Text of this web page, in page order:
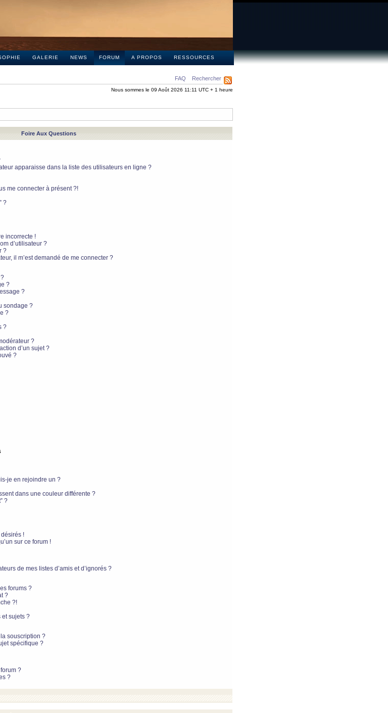
GALERIE NEWS FORUM A PROPOS RESSOURCES
FAQ Rechercher
Nous sommes le 09 Août 2026 11:11 UTC + 1 heure
Foire Aux Questions
apparaisse dans la liste des utilisateurs en ligne ?
me connecter à présent ?!
?
incorrecte !
d’utilisateur ?
?
il m’est demandé de me connecter ?
?
?
sondage ?
?
?
?
d’un sujet ?
?
je en rejoindre un ?
dans une couleur différente ?
?
!
sur ce forum !
de mes listes d’amis et d’ignorés ?
forums ?
?
?!
et sujets ?
souscription ?
spécifique ?
?
?